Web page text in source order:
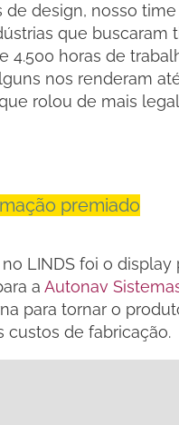
design, nosso
que buscaram
4.500 horas de
nos renderam
rolou de mais
premiado
LINDS foi o display
a Autonav
para tornar o
custos de fabricação.